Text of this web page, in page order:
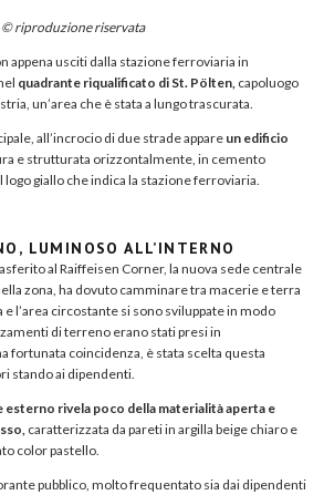
© riproduzione riservata
appena usciti dalla stazione ferroviaria in
quadrante riqualificato di St. Pölten, capoluogo
un’area che è stata a lungo trascurata.
all’incrocio di due strade appare un edificio
e strutturata orizzontalmente, in cemento
giallo che indica la stazione ferroviaria.
LUMINOSO ALL’INTERNO
al Raiffeisen Corner, la nuova sede centrale
zona, ha dovuto camminare tra macerie e terra
e l’area circostante si sono sviluppate in modo
di terreno erano stati presi in
fortunata coincidenza, è stata scelta questa
stando ai dipendenti.
esterno rivela poco della materialità aperta e
caratterizzata da pareti in argilla beige chiaro e
color pastello.
pubblico, molto frequentato sia dai dipendenti